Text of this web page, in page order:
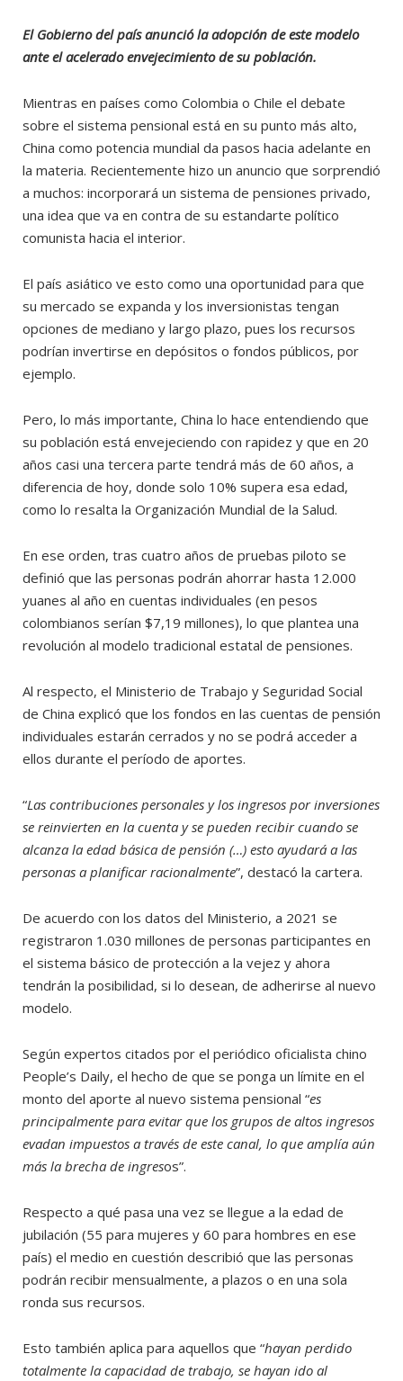
El Gobierno del país anunció la adopción de este modelo
ante el acelerado envejecimiento de su población.
Mientras en países como Colombia o Chile el debate
sobre el sistema pensional está en su punto más alto,
China como potencia mundial da pasos hacia adelante en
la materia. Recientemente hizo un anuncio que sorprendió
a muchos: incorporará un sistema de pensiones privado,
una idea que va en contra de su estandarte político
comunista hacia el interior.
El país asiático ve esto como una oportunidad para que
su mercado se expanda y los inversionistas tengan
opciones de mediano y largo plazo, pues los recursos
podrían invertirse en depósitos o fondos públicos, por
ejemplo.
Pero, lo más importante, China lo hace entendiendo que
su población está envejeciendo con rapidez y que en 20
años casi una tercera parte tendrá más de 60 años, a
diferencia de hoy, donde solo 10% supera esa edad,
como lo resalta la Organización Mundial de la Salud.
En ese orden, tras cuatro años de pruebas piloto se
definió que las personas podrán ahorrar hasta 12.000
yuanes al año en cuentas individuales (en pesos
colombianos serían $7,19 millones), lo que plantea una
revolución al modelo tradicional estatal de pensiones.
Al respecto, el Ministerio de Trabajo y Seguridad Social
de China explicó que los fondos en las cuentas de pensión
individuales estarán cerrados y no se podrá acceder a
ellos durante el período de aportes.
“Las contribuciones personales y los ingresos por inversiones
se reinvierten en la cuenta y se pueden recibir cuando se
alcanza la edad básica de pensión (…) esto ayudará a las
personas a planificar racionalmente”, destacó la cartera.
De acuerdo con los datos del Ministerio, a 2021 se
registraron 1.030 millones de personas participantes en
el sistema básico de protección a la vejez y ahora
tendrán la posibilidad, si lo desean, de adherirse al nuevo
modelo.
Según expertos citados por el periódico oficialista chino
People’s Daily, el hecho de que se ponga un límite en el
monto del aporte al nuevo sistema pensional “es
principalmente para evitar que los grupos de altos ingresos
evadan impuestos a través de este canal, lo que amplía aún
más la brecha de ingresos”.
Respecto a qué pasa una vez se llegue a la edad de
jubilación (55 para mujeres y 60 para hombres en ese
país) el medio en cuestión describió que las personas
podrán recibir mensualmente, a plazos o en una sola
ronda sus recursos.
Esto también aplica para aquellos que “hayan perdido
totalmente la capacidad de trabajo, se hayan ido al